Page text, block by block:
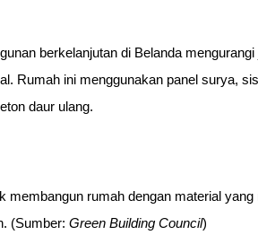
berkelanjutan di Belanda
Rumah ini menggunakan panel surya,
daur ulang.
rumah dengan material
(Sumber: Green Building Council)